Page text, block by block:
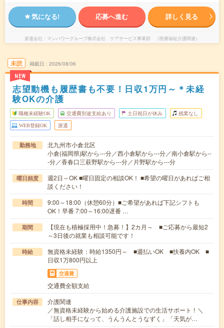
気になる! 応募へ進む 詳しく見る
派遣会社 マンパワーグループ株式会社 ケアサービス事業部 （医療福祉介護関連）
未読
NEW
掲載日 2026/08/06
志望動機も履歴書も不要！日収1万円～＊未経
験OKの介護
職種未経験OK 交通費別途支給あり 土日祝日が休み 残業なし
WEB登録OK 派遣
勤務地
北九州市小倉北区
小倉(福岡県)駅から---分／西小倉駅から---分／南小倉駅から--
-分／香春口三萩野駅から---分／片野駅から---分
曜日頻度
週2日～OK ■曜日固定の相談OK！ ■希望の曜日があればご相
談ください！
時間
9:00～18:00（休憩60分）■ご希望があれば下記シフトも
OK！早番 7:00～16:00遅番 …
期間
【現在も積極採用中！急募！】2カ月～ ■ご応募から最短2
～3日後の就業も相談可能です！
時給
無資格未経験：時給1350円～ ■週払いOK ■扶養内OK ■
日収1万800円以上
交通費
交通費全額支給
仕事内容
介護関連
／無資格未経験から始める介護施設での生活サポート！＼
「話し相手になって、うんうんとうなずく」「天気が…